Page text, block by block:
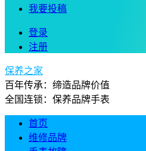
我要投稿
登录
注册
保养之家
百年传承：缔造品牌价值
全国连锁：保养品牌手表
首页
维修品牌